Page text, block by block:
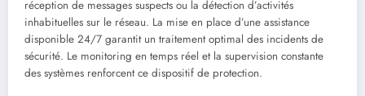
réception de messages suspects ou la détection d’activités
inhabituelles sur le réseau. La mise en place d’une assistance
disponible 24/7 garantit un traitement optimal des incidents de
sécurité. Le monitoring en temps réel et la supervision constante
des systèmes renforcent ce dispositif de protection.